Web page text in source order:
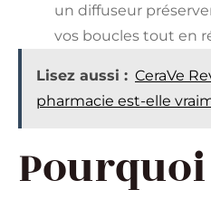
un diffuseur
vos boucles tout en
Lisez aussi : CeraVe
pharmacie est-elle